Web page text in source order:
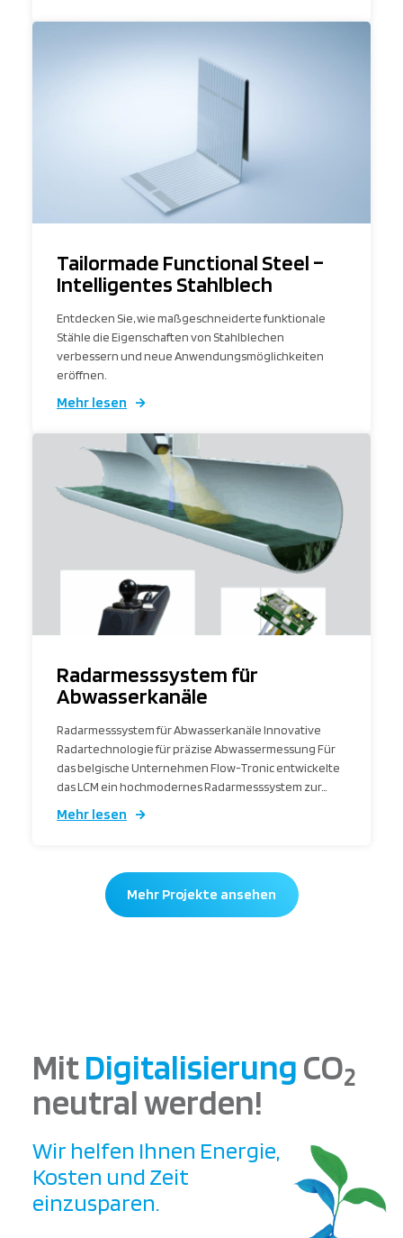
Tailormade Functional Steel –
Intelligentes Stahlblech
Entdecken Sie, wie maßgeschneiderte funktionale
Stähle die Eigenschaften von Stahlblechen
verbessern und neue Anwendungsmöglichkeiten
eröffnen.
Mehr lesen
Radarmesssystem für
Abwasserkanäle
Radarmesssystem für Abwasserkanäle Innovative
Radartechnologie für präzise Abwassermessung Für
das belgische Unternehmen Flow-Tronic entwickelte
das LCM ein hochmodernes Radarmesssystem zur…
Mehr lesen
Mehr Projekte ansehen
MitDigitalisierungCO2
neutral werden!
Wir helfen Ihnen Energie,
Kosten und Zeit
einzusparen.